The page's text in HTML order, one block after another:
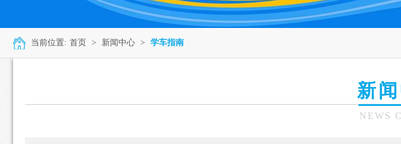
当前位置: 首页 > 新闻中心 > 学车指南
新
NEWS